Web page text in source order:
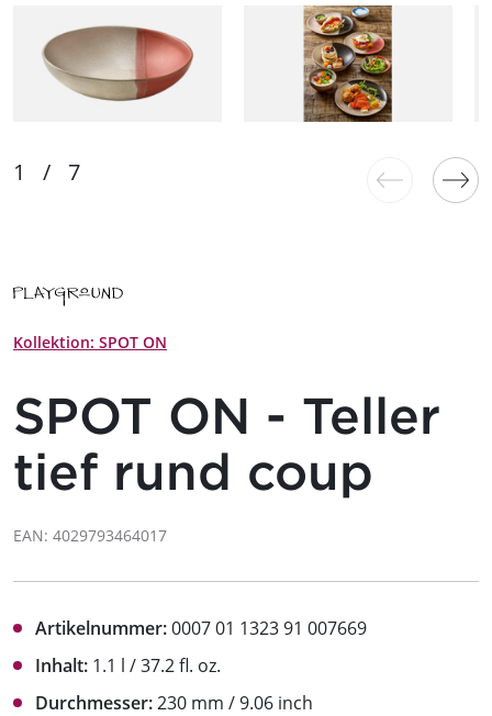
Kollektion: SPOT ON
SPOT ON - Teller
tief rund coup
EAN: 4029793464017
Artikelnummer:0007 01 1323 91 007669
Inhalt: 1.1 l / 37.2 fl. oz.
Durchmesser:230 mm / 9.06 inch